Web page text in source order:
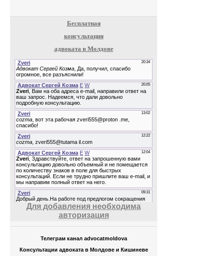
Бесплатная
консультация
адвоката в Молдове
Для добавления необходима
авторизация
Телеграм канал advocatmoldova
Консультации адвоката в Молдове и Кишиневе